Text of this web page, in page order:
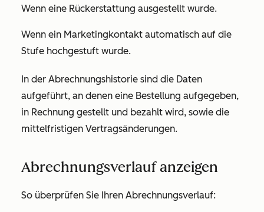
Wenn eine Rückerstattung ausgestellt wurde.
Wenn ein Marketingkontakt automatisch auf die
Stufe hochgestuft wurde.
In der Abrechnungshistorie sind die Daten
aufgeführt, an denen eine Bestellung aufgegeben,
in Rechnung gestellt und bezahlt wird, sowie die
mittelfristigen Vertragsänderungen.
Abrechnungsverlauf anzeigen
So überprüfen Sie Ihren Abrechnungsverlauf: